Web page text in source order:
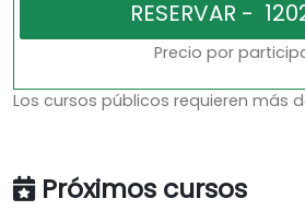
Precio por
Los cursos públicos requieren más
Próximos cursos